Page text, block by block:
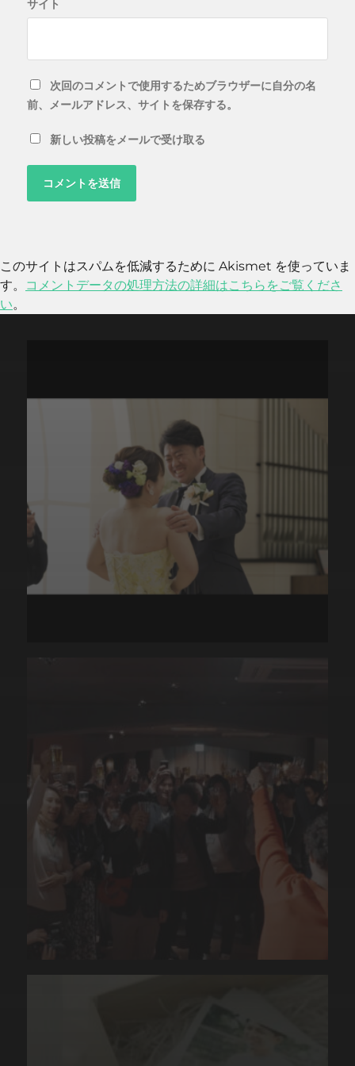
サイト
次回のコメントで使用するためブラウザーに自分の名
前、メールアドレス、サイトを保存する。
新しい投稿をメールで受け取る
このサイトはスパムを低減するために Akismet を使っていま
す。
コメントデータの処理方法の詳細はこちらをご覧くださ
い。